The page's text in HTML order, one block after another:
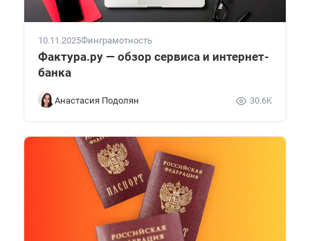
10.11.2025Финграмотность
Фактура.ру — обзор сервиса и интернет-
банка
Анастасия Подолян 30.6K